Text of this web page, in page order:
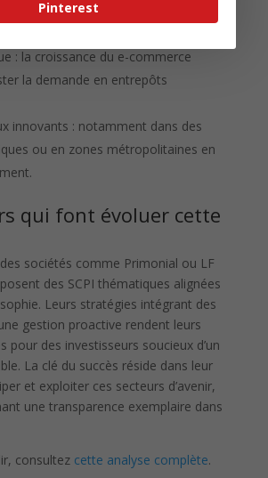
des investissements dans Pierval
: la croissance du e-commerce
la demande en entrepôts
innovants : notamment dans des
ou en zones métropolitaines en
qui font évoluer cette
sociétés comme Primonial ou LF
des SCPI thématiques alignées
Leurs stratégies intégrant des
gestion proactive rendent leurs
pour des investisseurs soucieux d’un
La clé du succès réside dans leur
et exploiter ces secteurs d’avenir,
une transparence exemplaire dans
consultez cette analyse complète.
Pinterest